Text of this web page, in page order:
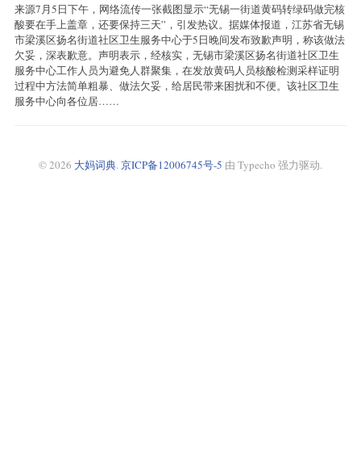
来源7月5日下午，网络流传一张截图显示“无锡一街道黄码转绿码做完核
酸要在手上盖章，还要保持三天”，引发热议。据媒体报道，江苏省无锡
市梁溪区扬名街道社区卫生服务中心于5日晚间发布致歉声明，称该做法
欠妥，深表歉意。声明表示，经核实，无锡市梁溪区扬名街道社区卫生
服务中心工作人员为避免人群聚集，在发放黄码人员核酸检测采样证明
过程中方法简单粗暴、做法欠妥，给居民带来困扰和不便。该社区卫生
服务中心向各位居……
© 2026 大妈词典. 京ICP备12006745号-5 由 Typecho 强力驱动.